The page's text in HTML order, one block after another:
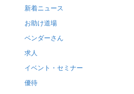
新着ニュース
お助け道場
ベンダーさん
求人
イベント・セミナー
優待